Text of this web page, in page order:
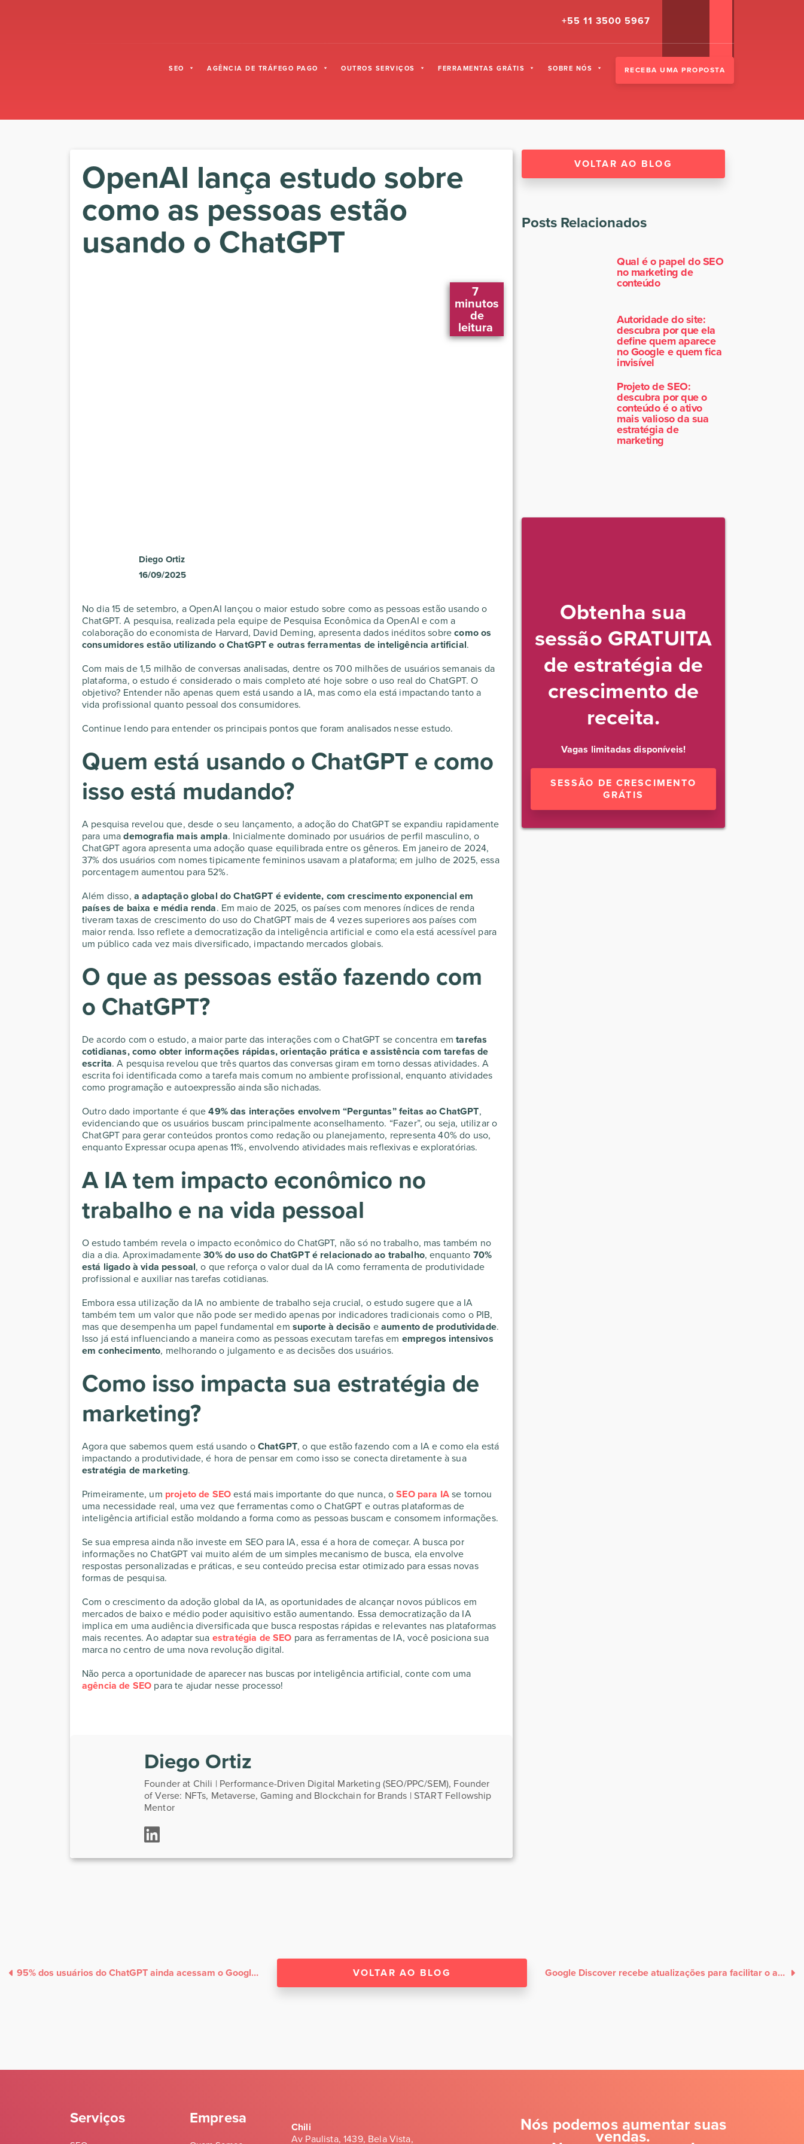
+55 11 3500 5967
SEO AGÊNCIA DE TRÁFEGO PAGO OUTROS SERVIÇOS FERRAMENTAS GRÁTIS SOBRE NÓS RECEBA UMA PROPOSTA
OpenAI lança estudo sobre
como as pessoas estão
usando o ChatGPT
7
minutos
leitura
Diego Ortiz
16/09/2025
No dia 15 de setembro, a OpenAI lançou o maior estudo sobre como as pessoas estão usando o
ChatGPT. A pesquisa, realizada pela equipe de Pesquisa Econômica da OpenAI e com a
colaboração do economista de Harvard, David Deming, apresenta dados inéditos sobrecomo os
consumidores estão utilizando o ChatGPT e outras ferramentas de inteligência artificial.
Com mais de 1,5 milhão de conversas analisadas, dentre os 700 milhões de usuários semanais da
plataforma, o estudo é considerado o mais completo até hoje sobre o uso real do ChatGPT. O
objetivo? Entender não apenas quem está usando a IA, mas como ela está impactando tanto a
vida profissional quanto pessoal dos consumidores.
Continue lendo para entender os principais pontos que foram analisados nesse estudo.
Quem está usando o ChatGPT e como
isso está mudando?
A pesquisa revelou que, desde o seu lançamento, a adoção do ChatGPT se expandiu rapidamente
para umademografia mais ampla. Inicialmente dominado por usuários de perfil masculino, o
ChatGPT agora apresenta uma adoção quase equilibrada entre os gêneros. Em janeiro de 2024,
37% dos usuários com nomes tipicamente femininos usavam a plataforma; em julho de 2025, essa
porcentagem aumentou para 52%.
Além disso, a adaptação global do ChatGPT é evidente, com crescimento exponencial em
países de baixa e média renda. Em maio de 2025, os países com menores índices de renda
tiveram taxas de crescimento do uso do ChatGPT mais de 4 vezes superiores aos países com
maior renda. Isso reflete a democratização da inteligência artificial e como ela está acessível para
um público cada vez mais diversificado, impactando mercados globais.
O que as pessoas estão fazendo com
o ChatGPT?
De acordo com o estudo, a maior parte das interações com o ChatGPT se concentra emtarefas
cotidianas, como obter informações rápidas, orientação prática e assistência com tarefas de
escrita. A pesquisa revelou que três quartos das conversas giram em torno dessas atividades. A
escrita foi identificada como a tarefa mais comum no ambiente profissional, enquanto atividades
como programação e autoexpressão ainda são nichadas.
Outro dado importante é que49% das interações envolvem “Perguntas” feitas ao ChatGPT,
evidenciando que os usuários buscam principalmente aconselhamento. “Fazer”, ou seja, utilizar o
ChatGPT para gerar conteúdos prontos como redação ou planejamento, representa 40% do uso,
enquanto Expressar ocupa apenas 11%, envolvendo atividades mais reflexivas e exploratórias.
A IA tem impacto econômico no
trabalho e na vida pessoal
O estudo também revela o impacto econômico do ChatGPT, não só no trabalho, mas também no
dia a dia. Aproximadamente30% do uso do ChatGPT é relacionado ao trabalho, enquanto 70%
está ligado à vida pessoal, o que reforça o valor dual da IA como ferramenta de produtividade
profissional e auxiliar nas tarefas cotidianas.
Embora essa utilização da IA no ambiente de trabalho seja crucial, o estudo sugere que a IA
também tem um valor que não pode ser medido apenas por indicadores tradicionais como o PIB,
mas que desempenha um papel fundamental em suporte à decisão eaumento de produtividade.
Isso já está influenciando a maneira como as pessoas executam tarefas em empregos intensivos
em conhecimento, melhorando o julgamento e as decisões dos usuários.
Como isso impacta sua estratégia de
marketing?
Agora que sabemos quem está usando oChatGPT, o que estão fazendo com a IA e como ela está
impactando a produtividade, é hora de pensar em como isso se conecta diretamente à sua
estratégia de marketing.
Primeiramente, um projeto de SEOestá mais importante do que nunca, oSEO para IAse tornou
uma necessidade real, uma vez que ferramentas como o ChatGPT e outras plataformas de
inteligência artificial estão moldando a forma como as pessoas buscam e consomem informações.
Se sua empresa ainda não investe em SEO para IA, essa é a hora de começar. A busca por
informações no ChatGPT vai muito além de um simples mecanismo de busca, ela envolve
respostas personalizadas e práticas, e seu conteúdo precisa estar otimizado para essas novas
formas de pesquisa.
Com o crescimento da adoção global da IA, as oportunidades de alcançar novos públicos em
mercados de baixo e médio poder aquisitivo estão aumentando. Essa democratização da IA
implica em uma audiência diversificada que busca respostas rápidas e relevantes nas plataformas
mais recentes. Ao adaptar sua estratégia de SEO para as ferramentas de IA, você posiciona sua
marca no centro de uma nova revolução digital.
Não perca a oportunidade de aparecer nas buscas por inteligência artificial, conte com uma
agência de SEO para te ajudar nesse processo!
Diego Ortiz
Founder at Chili | Performance-Driven Digital Marketing (SEO/PPC/SEM), Founder
of Verse: NFTs, Metaverse, Gaming and Blockchain for Brands | START Fellowship
Mentor
VOLTAR AO BLOG
Posts Relacionados
Qual é o papel do SEO
no marketing de
conteúdo
Autoridade do site:
descubra por que ela
define quem aparece
no Google e quem fica
invisível
Projeto de SEO:
descubra por que o
conteúdo é o ativo
mais valioso da sua
estratégia de
marketing
Obtenha sua
sessão GRATUITA
de estratégia de
crescimento de
receita.
Vagas limitadas disponíveis!
SESSÃO DE CRESCIMENTO
GRÁTIS
95% dos usuários do ChatGPT ainda acessam o Google para pesquisas VOLTAR AO BLOG Google Discover recebe atualizações para facilitar o acesso a criadores e publicações
Serviços Empresa
Chili
Av Paulista, 1439, Bela Vista,
Nós podemos aumentar suas
vendas.